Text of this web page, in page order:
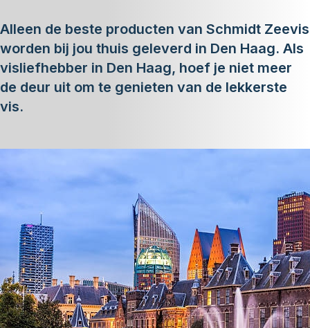
Alleen de beste producten van Schmidt Zeevis
worden bij jou thuis geleverd in Den Haag. Als
visliefhebber in Den Haag, hoef je niet meer
de deur uit om te genieten van de lekkerste
vis.